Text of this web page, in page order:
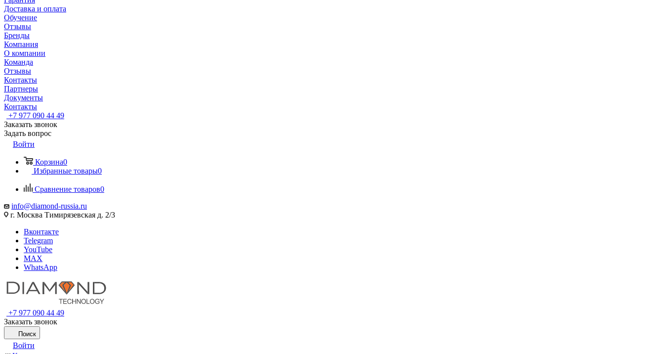
Доставка и оплата
Обучение
Отзывы
Бренды
Компания
О компании
Команда
Отзывы
Контакты
Партнеры
Документы
Контакты
+7 977 090 44 49
Заказать звонок
Задать вопрос
Войти
Корзина0
Избранные товары0
Сравнение товаров0
info@diamond-russia.ru
г. Москва Тимирязевская д. 2/3
Вконтакте
Telegram
YouTube
MAX
WhatsApp
+7 977 090 44 49
Заказать звонок
Поиск
Войти